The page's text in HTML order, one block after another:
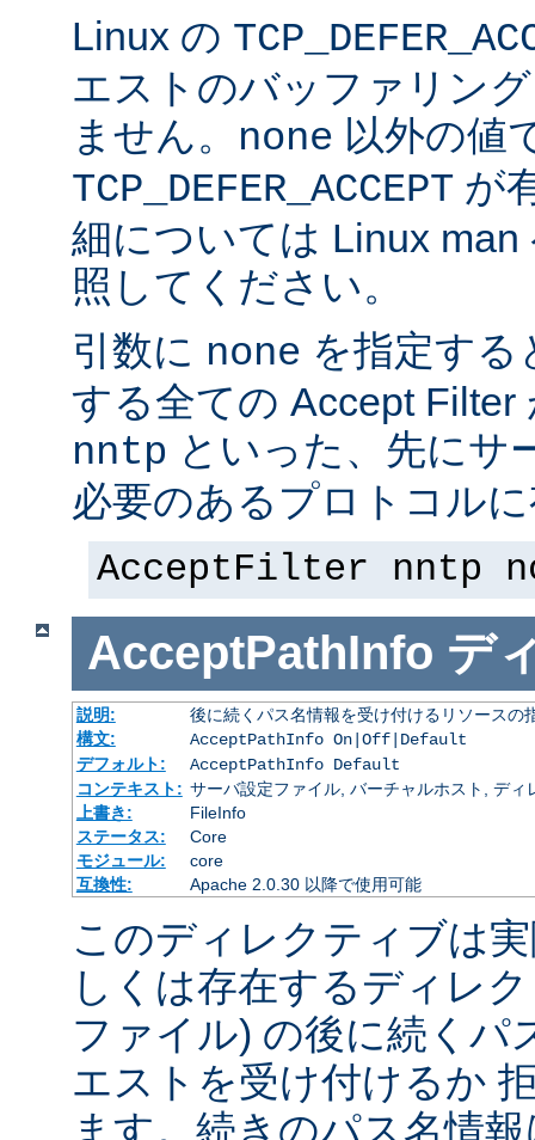
Linux の
エストのバッファリン
ません。 none 以外の値
TCP_DEFER_ACCEPT が
細については Linux
照してください。
引数に none を指定す
する全ての Accept Filter
nntp といった、先にサ
必要のあるプロトコル
AcceptFilter nntp
AcceptPathInfo デ
説明:
後に続くパス名情報を受け付けるリソースの
構文:
AcceptPathInfo On|Off|Default
デフォルト:
AcceptPathInfo Default
コンテキスト: サーバ設定ファイル, バーチャルホスト, ディ
上書き:
FileInfo
ステータス:
Core
モジュール:
core
互換性:
Apache 2.0.30 以降で使用可能
このディレクティブは
しくは存在するディレ
ファイル) の後に続くパ
エストを受け付けるか
ます。続きのパス名情